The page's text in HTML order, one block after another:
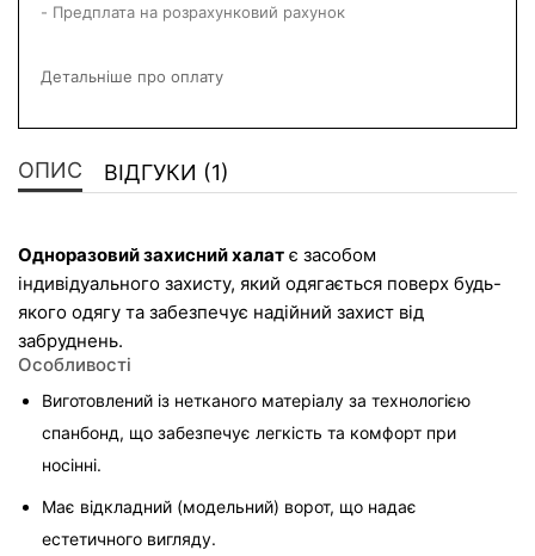
- Предплата на розрахунковий рахунок
Детальніше про оплату
ОПИС ВІДГУКИ (1)
Одноразовий захисний халат є засобом
індивідуального захисту, який одягається поверх будь-
якого одягу та забезпечує надійний захист від
забруднень.
Особливості
Виготовлений із нетканого матеріалу за технологією
спанбонд, що забезпечує легкість та комфорт при
носінні.
Має відкладний (модельний) ворот, що надає
естетичного вигляду.